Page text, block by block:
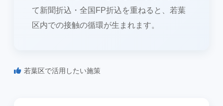
て新聞折込・全国FP折込を重ねると、若葉
区内での接触の循環が生まれます。
若葉区で活用したい施策